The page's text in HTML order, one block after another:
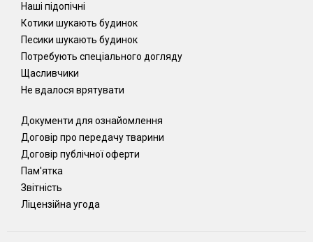
Наші підопічні
Котики шукають будинок
Песики шукають будинок
Потребують спеціального догляду
Щасливчики
Не вдалося врятувати
Документи для ознайомлення
Договір про передачу тварини
Договір публічної оферти
Пам'ятка
Звітність
Ліцензійна угода